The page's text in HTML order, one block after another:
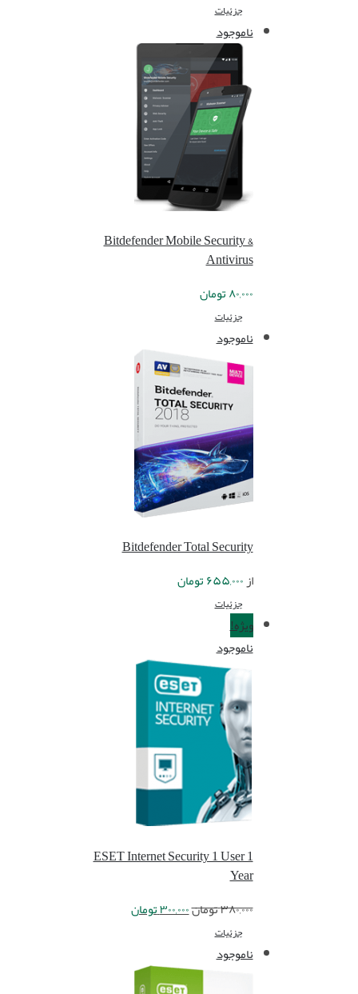
جزئیات
ناموجود
Bitdefender Mobile Security &
Antivirus
۸۰,۰۰۰تومان
جزئیات
ناموجود
Bitdefender Total Security
از۶۵۵,۰۰۰تومان
جزئیات
ویژه!
ناموجود
ESET Internet Security 1 User 1
Year
۳۸۰,۰۰۰تومان۳۰۰,۰۰۰تومان
جزئیات
ناموجود